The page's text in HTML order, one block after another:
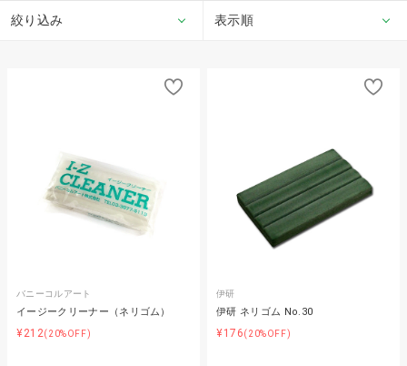
絞り込み 表示順
バニーコルアート
イージークリーナー（ネリゴム）
¥212(20%OFF)
伊研
伊研 ネリゴム No.30
¥176(20%OFF)